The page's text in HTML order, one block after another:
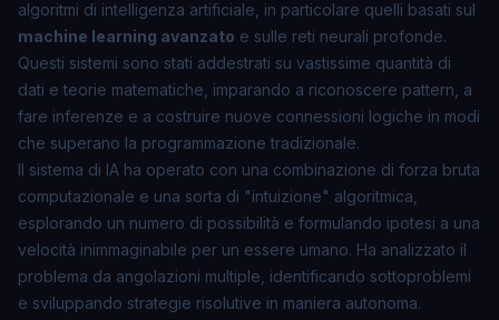
algoritmi di intelligenza artificiale, in particolare quelli basati sul
machine learning avanzato e sulle reti neurali profonde.
Questi sistemi sono stati addestrati su vastissime quantità di
dati e teorie matematiche, imparando a riconoscere pattern, a
fare inferenze e a costruire nuove connessioni logiche in modi
che superano la programmazione tradizionale.
Il sistema di IA ha operato con una combinazione di forza bruta
computazionale e una sorta di "intuizione" algoritmica,
esplorando un numero di possibilità e formulando ipotesi a una
velocità inimmaginabile per un essere umano. Ha analizzato il
problema da angolazioni multiple, identificando sottoproblemi
e sviluppando strategie risolutive in maniera autonoma.